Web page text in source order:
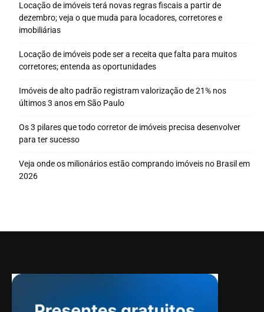
Locação de imóveis terá novas regras fiscais a partir de
dezembro; veja o que muda para locadores, corretores e
imobiliárias
Locação de imóveis pode ser a receita que falta para muitos
corretores; entenda as oportunidades
Imóveis de alto padrão registram valorização de 21% nos
últimos 3 anos em São Paulo
Os 3 pilares que todo corretor de imóveis precisa desenvolver
para ter sucesso
Veja onde os milionários estão comprando imóveis no Brasil em
2026